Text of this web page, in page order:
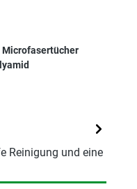
Microfasertücher
Reinigung und eine